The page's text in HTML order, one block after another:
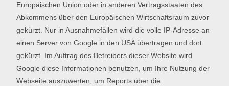
Europäischen Union oder in anderen Vertragsstaaten des
Abkommens über den Europäischen Wirtschaftsraum zuvor
gekürzt. Nur in Ausnahmefällen wird die volle IP-Adresse an
einen Server von Google in den USA übertragen und dort
gekürzt. Im Auftrag des Betreibers dieser Website wird
Google diese Informationen benutzen, um Ihre Nutzung der
Webseite auszuwerten, um Reports über die